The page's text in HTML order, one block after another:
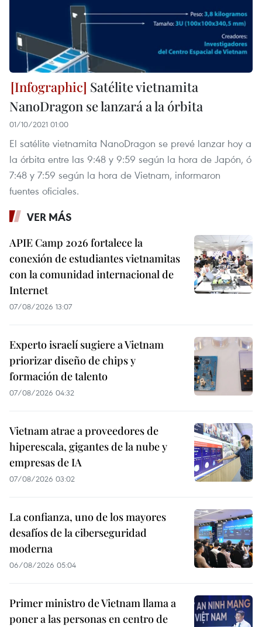
Satélite vietnamita
NanoDragon se lanzará a la órbita
01/10/2021 01:00
El satélite vietnamita NanoDragon se prevé lanzar hoy a
la órbita entre las 9:48 y 9:59 según la hora de Japón, ó
7:48 y 7:59 según la hora de Vietnam, informaron
fuentes oficiales.
VER MÁS
APIE Camp 2026 fortalece la
conexión de estudiantes vietnamitas
con la comunidad internacional de
Internet
07/08/2026 13:07
Experto israelí sugiere a Vietnam
priorizar diseño de chips y
formación de talento
07/08/2026 04:32
Vietnam atrae a proveedores de
hiperescala, gigantes de la nube y
empresas de IA
07/08/2026 03:02
La confianza, uno de los mayores
desafíos de la ciberseguridad
moderna
06/08/2026 05:04
Primer ministro de Vietnam llama a
poner a las personas en centro de